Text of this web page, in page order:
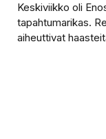
Keskiviikko oli
tapahtumarikas.
aiheuttivat